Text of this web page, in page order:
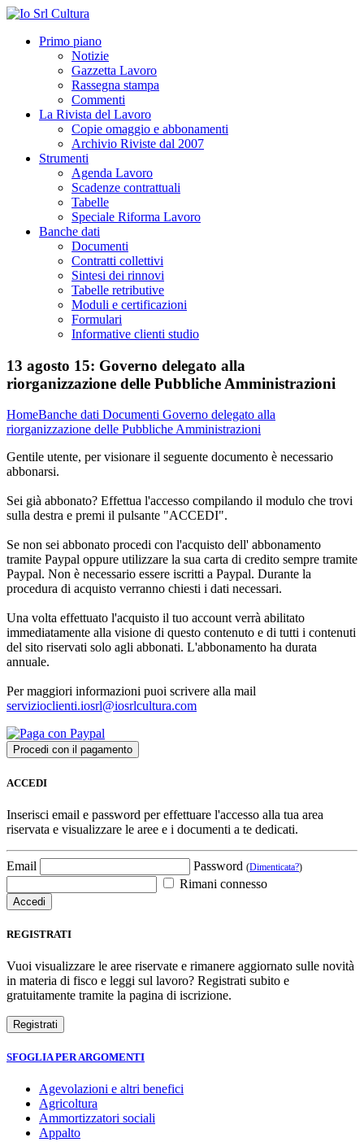
Primo piano
Notizie
Gazzetta Lavoro
Rassegna stampa
Commenti
La Rivista del Lavoro
Copie omaggio e abbonamenti
Archivio Riviste dal 2007
Strumenti
Agenda Lavoro
Scadenze contrattuali
Tabelle
Speciale Riforma Lavoro
Banche dati
Documenti
Contratti collettivi
Sintesi dei rinnovi
Tabelle retributive
Moduli e certificazioni
Formulari
Informative clienti studio
13 agosto 15: Governo delegato alla
riorganizzazione delle Pubbliche Amministrazioni
HomeBanche dati Documenti Governo delegato alla
riorganizzazione delle Pubbliche Amministrazioni
Gentile utente, per visionare il seguente documento è necessario
abbonarsi.
Sei già abbonato? Effettua l'accesso compilando il modulo che trovi
sulla destra e premi il pulsante "ACCEDI".
Se non sei abbonato procedi con l'acquisto dell' abbonamento
tramite Paypal oppure utilizzare la sua carta di credito sempre tramite
Paypal. Non è necessario essere iscritti a Paypal. Durante la
procedura di acquisto verranno chiesti i dati necessari.
Una volta effettuato l'acquisto il tuo account verrà abilitato
immediatamente alla visione di questo contenuto e di tutti i contenuti
del sito riservati solo agli abbonati. L'abbonamento ha durata
annuale.
Per maggiori informazioni puoi scrivere alla mail
servizioclienti.iosrl@iosrlcultura.com
ACCEDI
Inserisci email e password per effettuare l'accesso alla tua area
riservata e visualizzare le aree e i documenti a te dedicati.
Email Password (Dimenticata?)
Rimani connesso
REGISTRATI
Vuoi visualizzare le aree riservate e rimanere aggiornato sulle novità
in materia di fisco e leggi sul lavoro? Registrati subito e
gratuitamente tramite la pagina di iscrizione.
SFOGLIA PER ARGOMENTI
Agevolazioni e altri benefici
Agricoltura
Ammortizzatori sociali
Appalto